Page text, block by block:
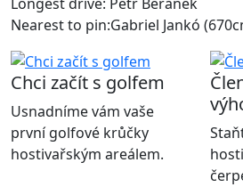
Nearest to pin:Gabriel Jankó
Chci začít s golfem
Usnadníme vám vaše
první golfové krůčky
hostivařským areálem.